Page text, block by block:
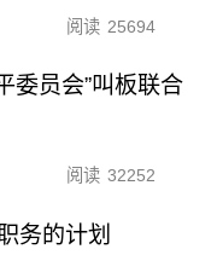
阅读 25694
委员会”叫板联合
阅读 32252
务的计划